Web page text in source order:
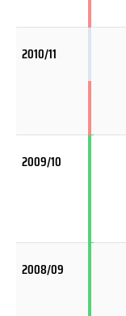
2010/11
2009/10
2008/09